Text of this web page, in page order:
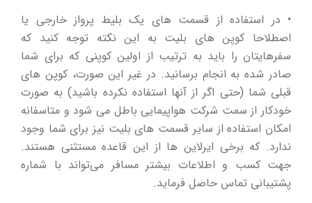
• در استفاده از قسمت های یک بلیط پرواز خارجی یا
اصطلاحا کوپن های بلیت به این نکته توجه کنید که
سفرهایتان را باید به ترتیب از اولین کوپنی که برای شما
صادر شده به انجام برسانید. در غیر این صورت، کوپن های
قبلی شما (حتی اگر از آنها استفاده نکرده باشید) به صورت
خودکار از سمت شرکت هواپیمایی باطل می شود و متاسفانه
امکان استفاده از سایر قسمت های بلیت نیز برای شما وجود
ندارد. که برخی ایرلاین ها از این قاعده مستثنی هستند.
جهت کسب و اطلاعات بیشتر مسافر می‌تواند با شماره
پشتیبانی تماس حاصل فرماید.